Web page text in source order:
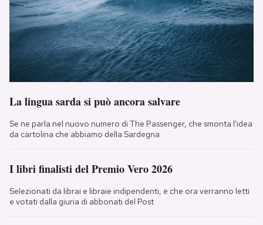
La lingua sarda si può ancora salvare
Se ne parla nel nuovo numero di The Passenger, che smonta l'idea
da cartolina che abbiamo della Sardegna
I libri finalisti del Premio Vero 2026
Selezionati da librai e libraie indipendenti, e che ora verranno letti
e votati dalla giuria di abbonati del Post